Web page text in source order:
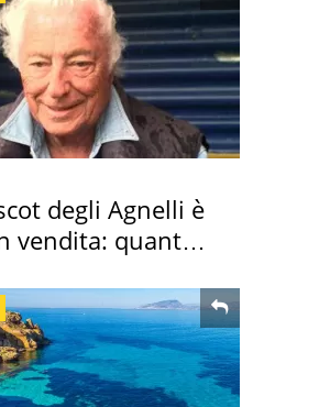
degli Agnelli è
vendita: quanto